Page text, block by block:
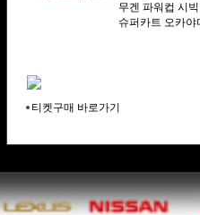
무겐 파워컵 시
슈퍼카트 오카
티켓구매 바로가기